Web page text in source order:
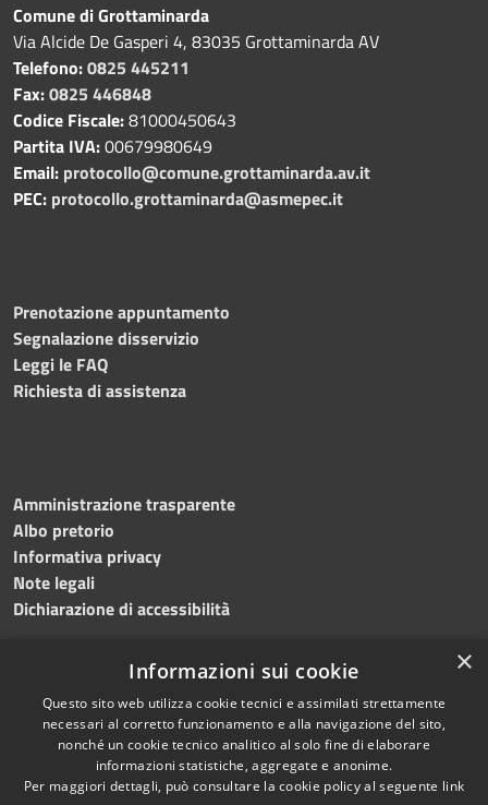
Comune di Grottaminarda
Via Alcide De Gasperi 4, 83035 Grottaminarda AV
Telefono:0825 445211
Fax:0825 446848
Codice Fiscale:81000450643
Partita IVA:00679980649
Email: protocollo@comune.grottaminarda.av.it
PEC: protocollo.grottaminarda@asmepec.it
Prenotazione appuntamento
Segnalazione disservizio
Leggi le FAQ
Richiesta di assistenza
Amministrazione trasparente
Albo pretorio
Informativa privacy
Note legali
Dichiarazione di accessibilità
RSS
Accessibilità
Cookie
Copyright © 2024 •
Comune diGrottaminarda
• Powered byMunicipium
•Redazione
×
Informazioni sui cookie
Questo sito web utilizza cookie tecnici e assimilati strettamente
necessari al corretto funzionamento e alla navigazione del sito,
nonché un cookie tecnico analitico al solo fine di elaborare
informazioni statistiche, aggregate e anonime.
Per maggiori dettagli, può consultare la cookie policy al seguente link